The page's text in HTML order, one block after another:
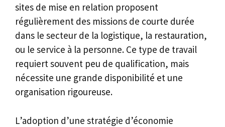
sites de mise en relation proposent
régulièrement des missions de courte durée
dans le secteur de la logistique, la restauration,
ou le service à la personne. Ce type de travail
requiert souvent peu de qualification, mais
nécessite une grande disponibilité et une
organisation rigoureuse.
L’adoption d’une stratégie d’économie